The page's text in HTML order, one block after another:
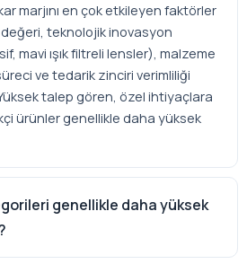
marjını en çok etkileyen faktörler
değeri, teknolojik inovasyon
mavi ışık filtreli lensler), malzeme
ve tedarik zinciri verimliliği
talep gören, özel ihtiyaçlara
ürünler genellikle daha yüksek
genellikle daha yüksek